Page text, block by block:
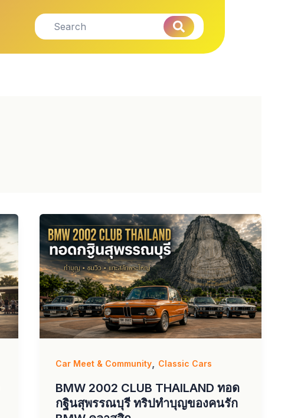
Car Meet & Community, Classic Cars
BMW 2002 CLUB THAILAND ทอด
กฐินสุพรรณบุรี ทริปทำบุญของคนรัก